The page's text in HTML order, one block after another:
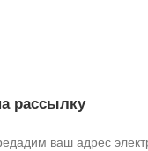
рассылку
ваш адрес